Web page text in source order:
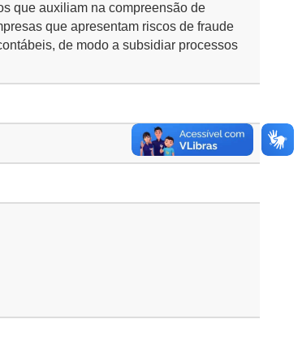
que auxiliam na compreensão de
que apresentam riscos de fraude
de modo a subsidiar processos